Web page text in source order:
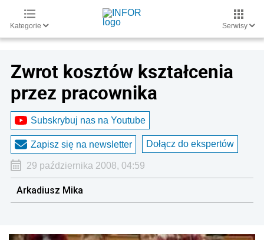
Kategorie Serwisy
Zwrot kosztów kształcenia
przez pracownika
Subskrybuj nas na Youtube
Zapisz się na newsletter Dołącz do ekspertów
29 października 2008, 04:59
Arkadiusz Mika